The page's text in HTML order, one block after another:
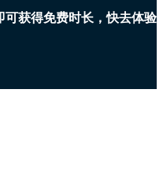
可获得免费时长，快去体验